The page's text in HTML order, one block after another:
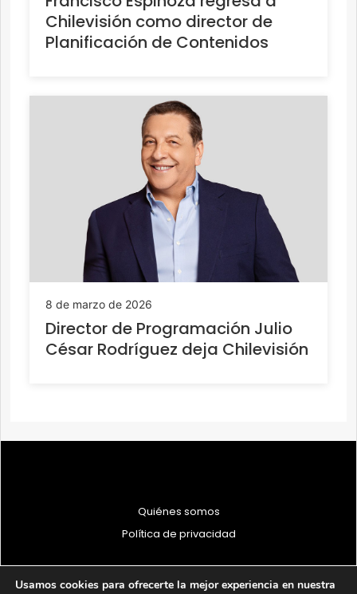
Chilevisión como director de
Planificación de Contenidos
8 de marzo de 2026
Director de Programación Julio
César Rodríguez deja Chilevisión
Quiénes somos
Política de privacidad
Usamos cookies para ofrecerte la mejor experiencia en nuestra